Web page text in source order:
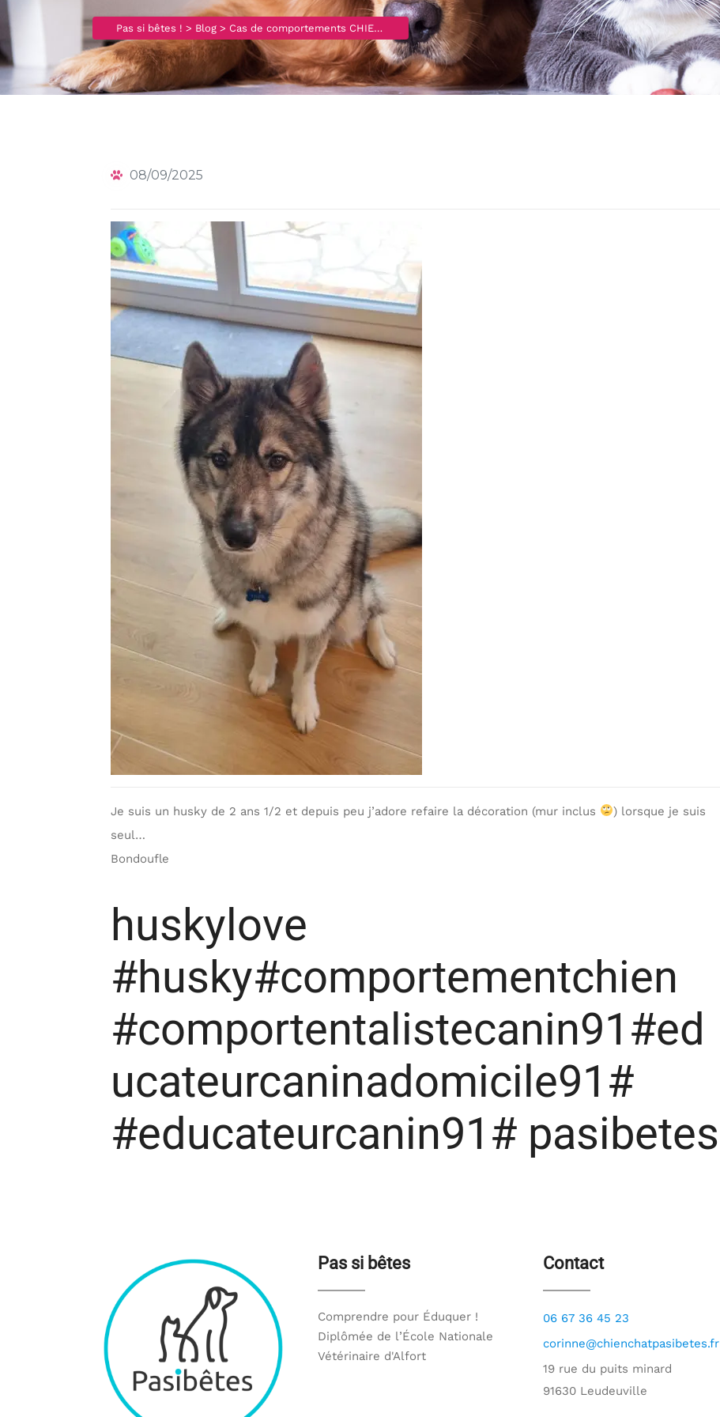
Pas si bêtes ! > Blog > Cas de comportements CHIENS Husky destructeur, fatalité ou résolvable ?
08/09/2025
Je suis un husky de 2 ans 1/2 et depuis peu j’adore refaire la décoration (mur inclus
) lorsque je suis
seul…
Bondoufle
huskylove
#husky#comportementchien
#comportentalistecanin91#ed
ucateurcaninadomicile91#
#educateurcanin91# pasibetes
Pas si bêtes
Comprendre pour Éduquer !
Diplômée de l’École Nationale
Vétérinaire d'Alfort
Contact
06 67 36 45 23
corinne@chienchatpasibetes.fr
19 rue du puits minard
91630 Leudeuville